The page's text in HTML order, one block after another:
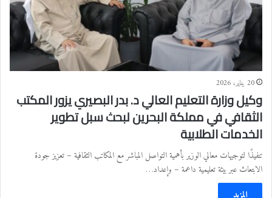
20 يناير، 2026
وكيل وزارة التعليم العالي د. بدر البصيري يزور المكتب
الثقافي في مملكة البحرين لبحث سبل تطوير
الخدمات الطلابية
تنفيذًا لتوجيهات معالي الوزير بأهمية التواصل المباشر مع المكاتب الثقافية – تعزيز جودة
الابتعاث عبر بيئة تعليمية داعمة – وإعداد…